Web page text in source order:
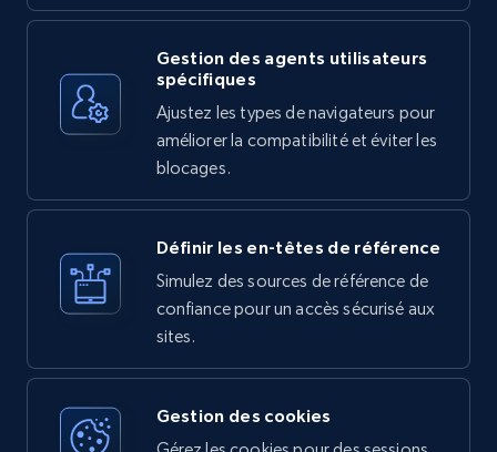
Gestion des agents utilisateurs
spécifiques
Ajustez les types de navigateurs pour
améliorer la compatibilité et éviter les
blocages.
Définir les en-têtes de référence
Simulez des sources de référence de
confiance pour un accès sécurisé aux
sites.
Gestion des cookies